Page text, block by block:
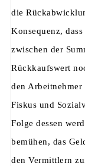
die
Konsequenz,
zwischen der
Rückkaufswert
den
Fiskus und
Folge dessen
bemühen, das
den Vermittlern